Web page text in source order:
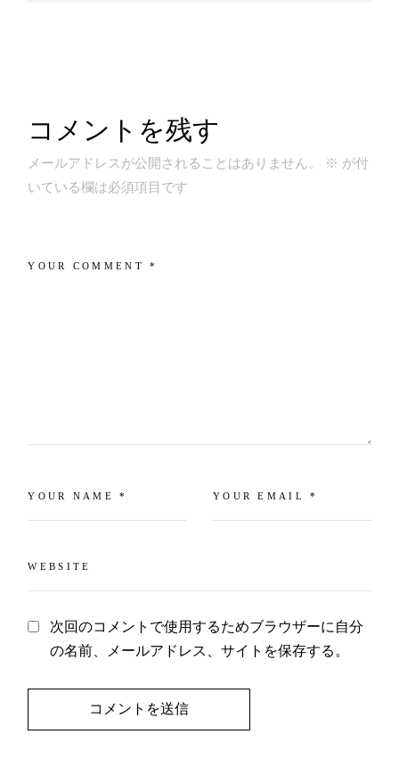
コメントを残す
メールアドレスが公開されることはありません。 ※ が付
いている欄は必須項目です
次回のコメントで使用するためブラウザーに自分
の名前、メールアドレス、サイトを保存する。
コメントを送信